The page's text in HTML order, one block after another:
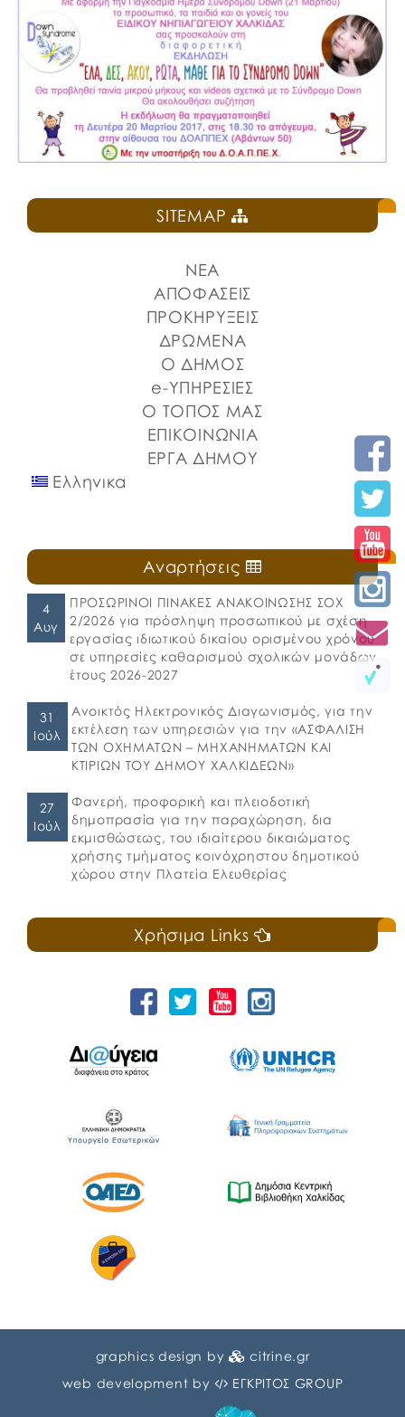
SITEMAP
ΝΕΑ
ΑΠΟΦΑΣΕΙΣ
ΠΡΟΚΗΡΥΞΕΙΣ
ΔΡΩΜΕΝΑ
Ο ΔΗΜΟΣ
e-ΥΠΗΡΕΣΙΕΣ
Ο ΤΟΠΟΣ ΜΑΣ
ΕΠΙΚΟΙΝΩΝΙΑ
ΕΡΓΑ ΔΗΜΟΥ
Ελληνικα
Αναρτήσεις
4
Αυγ
ΠΡΟΣΩΡΙΝΟΙ ΠΙΝΑΚΕΣ ΑΝΑΚΟΙΝΩΣΗΣ ΣΟΧ
2/2026 για πρόσληψη προσωπικού με σχέση
εργασίας ιδιωτικού δικαίου ορισμένου χρόνου
σε υπηρεσίες καθαρισμού σχολικών μονάδων
έτους 2026-2027
31
Ιούλ
Ανοικτός Ηλεκτρονικός Διαγωνισμός, για την
εκτέλεση των υπηρεσιών για την «ΑΣΦΑΛΙΣΗ
ΤΩΝ ΟΧΗΜΑΤΩΝ – ΜΗΧΑΝΗΜΑΤΩΝ ΚΑΙ
ΚΤΙΡΙΩΝ ΤΟΥ ΔΗΜΟΥ ΧΑΛΚΙΔΕΩΝ»
27
Ιούλ
Φανερή, προφορική και πλειοδοτική
δημοπρασία για την παραχώρηση, δια
εκμισθώσεως, του ιδιαίτερου δικαιώματος
χρήσης τμήματος κοινόχρηστου δημοτικού
χώρου στην Πλατεία Ελευθερίας
Χρήσιμα Links
graphics design by
citrine.gr
web development by
ΕΓΚΡΙΤΟΣ GROUP